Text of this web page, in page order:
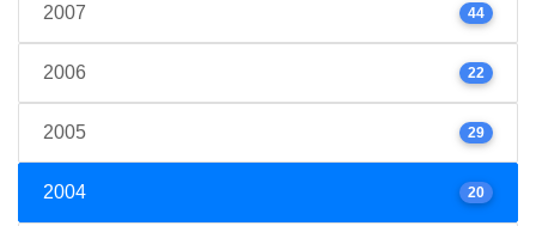
2007 44
2006 22
2005 29
2004 20